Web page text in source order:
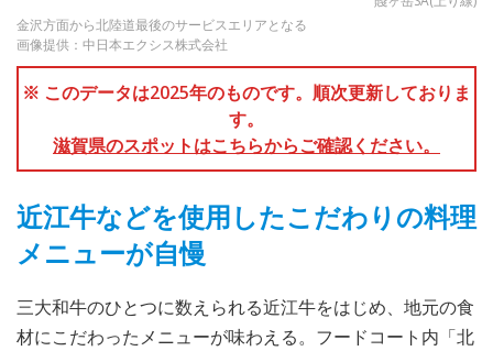
金沢方面から北陸道最後のサービスエリアとなる
画像提供：中日本エクシス株式会社
※ このデータは2025年のものです。順次更新しておりま
す。
滋賀県のスポットはこちらからご確認ください。
近江牛などを使用したこだわりの料理
メニューが自慢
三大和牛のひとつに数えられる近江牛をはじめ、地元の食
材にこだわったメニューが味わえる。フードコート内「北